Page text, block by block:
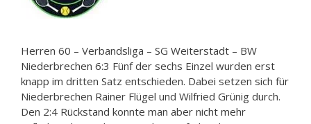
Herren 60 – Verbandsliga – SG Weiterstadt – BW
Niederbrechen 6:3 Fünf der sechs Einzel wurden erst
knapp im dritten Satz entschieden. Dabei setzen sich für
Niederbrechen Rainer Flügel und Wilfried Grünig durch.
Den 2:4 Rückstand konnte man aber nicht mehr